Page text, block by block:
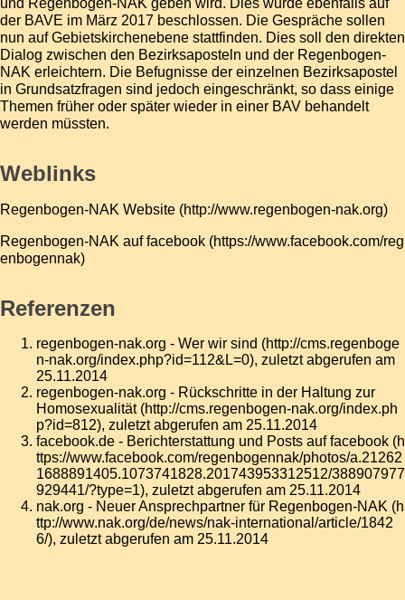
und Regenbogen-NAK geben wird. Dies wurde ebenfalls auf
der BAVE im März 2017 beschlossen. Die Gespräche sollen
nun auf Gebietskirchenebene stattfinden. Dies soll den direkten
Dialog zwischen den Bezirksaposteln und der Regenbogen-
NAK erleichtern. Die Befugnisse der einzelnen Bezirksapostel
in Grundsatzfragen sind jedoch eingeschränkt, so dass einige
Themen früher oder später wieder in einer BAV behandelt
werden müssten.
Weblinks
Regenbogen-NAK Website
Regenbogen-NAK auf facebook
Referenzen
regenbogen-nak.org - Wer wir sind
, zuletzt abgerufen am
25.11.2014
regenbogen-nak.org - Rückschritte in der Haltung zur
Homosexualität
, zuletzt abgerufen am 25.11.2014
facebook.de - Berichterstattung und Posts auf facebook
, zuletzt abgerufen am 25.11.2014
nak.org - Neuer Ansprechpartner für Regenbogen-NAK
, zuletzt abgerufen am 25.11.2014